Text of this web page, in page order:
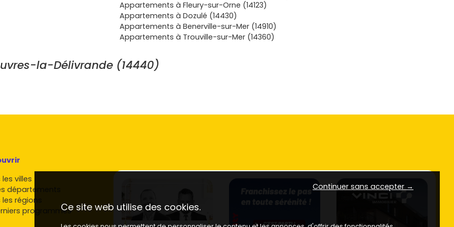
Pour
PTZ,
sans
les
?
le
Appartements à Fleury-sur-Orne (14123)
Appartements à Dozulé (14430)
Appartements à Benerville-sur-Mer (14910)
Appartements à Trouville-sur-Mer (14360)
la-Délivrande (14440)
villes
départements
régions
programmes
Continuer sans accepter →
Ce site web utilise des cookies.